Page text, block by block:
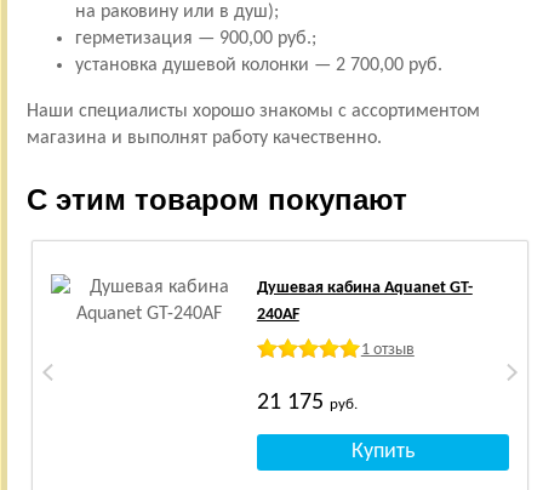
на раковину или в душ);
герметизация — 900,00 руб.;
установка душевой колонки — 2 700,00 руб.
Наши специалисты хорошо знакомы с ассортиментом
магазина и выполнят работу качественно.
С этим товаром покупают
Душевая кабина Aquanet GT-
240AF
1 отзыв
21 175 руб.